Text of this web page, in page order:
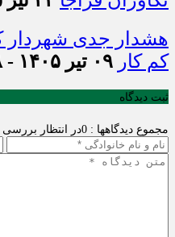
هشدار جدی شهردار
کم کار ۰۹ تیر ۱۴۰۵ - ۱۱:۴۸
ثبت دیدگاه
مجموع دیدگاهها : 0 در انتظار بررسی :